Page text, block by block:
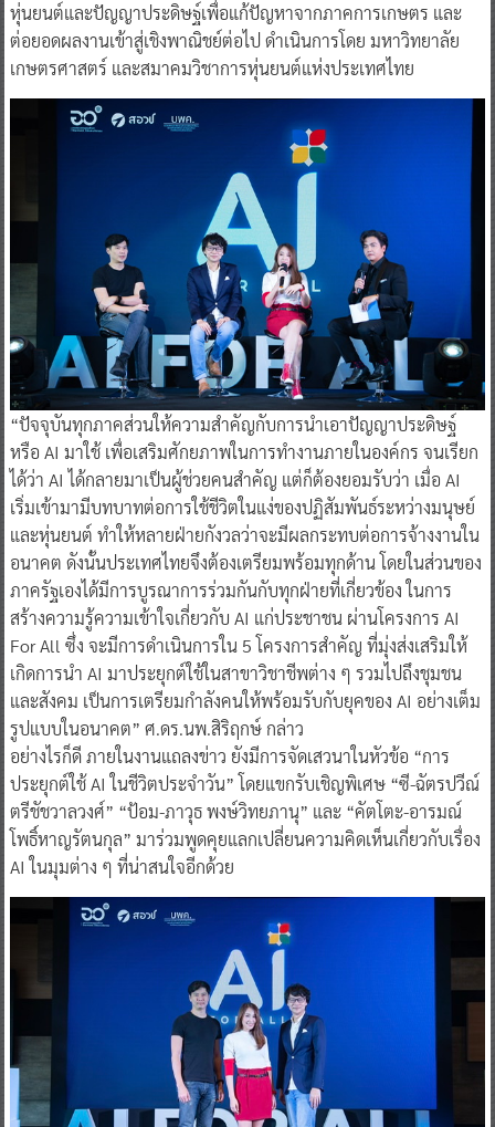
หุ่นยนต์และปัญญาประดิษฐ์เพื่อแก้ปัญหาจากภาคการเกษตร และ
ต่อยอดผลงานเข้าสู่เชิงพาณิชย์ต่อไป ดำเนินการโดย มหาวิทยาลัย
เกษตรศาสตร์ และสมาคมวิชาการหุ่นยนต์แห่งประเทศไทย
“ปัจจุบันทุกภาคส่วนให้ความสำคัญกับการนำเอาปัญญาประดิษฐ์
หรือ AI มาใช้ เพื่อเสริมศักยภาพในการทำงานภายในองค์กร จนเรียก
ได้ว่า AI ได้กลายมาเป็นผู้ช่วยคนสำคัญ แต่ก็ต้องยอมรับว่า เมื่อ AI
เริ่มเข้ามามีบทบาทต่อการใช้ชีวิตในแง่ของปฏิสัมพันธ์ระหว่างมนุษย์
และหุ่นยนต์ ทำให้หลายฝ่ายกังวลว่าจะมีผลกระทบต่อการจ้างงานใน
อนาคต ดังนั้นประเทศไทยจึงต้องเตรียมพร้อมทุกด้าน โดยในส่วนของ
ภาครัฐเองได้มีการบูรณาการร่วมกันกับทุกฝ่ายที่เกี่ยวข้อง ในการ
สร้างความรู้ความเข้าใจเกี่ยวกับ AI แก่ประชาชน ผ่านโครงการ AI
For All ซึ่ง จะมีการดำเนินการใน 5 โครงการสำคัญ ที่มุ่งส่งเสริมให้
เกิดการนำ AI มาประยุกต์ใช้ในสาขาวิชาชีพต่าง ๆ รวมไปถึงชุมชน
และสังคม เป็นการเตรียมกำลังคนให้พร้อมรับกับยุคของ AI อย่างเต็ม
รูปแบบในอนาคต” ศ.ดร.นพ.สิริฤกษ์ กล่าว
อย่างไรก็ดี ภายในงานแถลงข่าว ยังมีการจัดเสวนาในหัวข้อ “การ
ประยุกต์ใช้ AI ในชีวิตประจำวัน” โดยแขกรับเชิญพิเศษ “ซี-ฉัตรปวีณ์
ตรีชัชวาลวงศ์” “ป้อม-ภาวุธ พงษ์วิทยภานุ” และ “คัตโตะ-อารมณ์
โพธิ์หาญรัตนกุล” มาร่วมพูดคุยแลกเปลี่ยนความคิดเห็นเกี่ยวกับเรื่อง
AI ในมุมต่าง ๆ ที่น่าสนใจอีกด้วย